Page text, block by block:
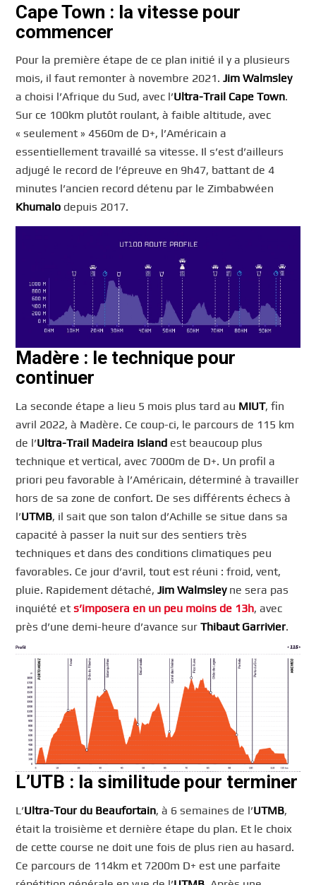
Cape Town : la vitesse pour
commencer
Pour la première étape de ce plan initié il y a plusieurs
mois, il faut remonter à novembre 2021.Jim Walmsley
a choisi l’Afrique du Sud, avec l’Ultra-Trail Cape Town.
Sur ce 100km plutôt roulant, à faible altitude, avec
« seulement » 4560m de D+, l’Américain a
essentiellement travaillé sa vitesse. Il s’est d’ailleurs
adjugé le record de l’épreuve en 9h47, battant de 4
minutes l’ancien record détenu par le Zimbabwéen
Khumalo depuis 2017.
Madère : le technique pour
continuer
La seconde étape a lieu 5 mois plus tard au MIUT, fin
avril 2022, à Madère. Ce coup-ci, le parcours de 115 km
de l’Ultra-Trail Madeira Island est beaucoup plus
technique et vertical, avec 7000m de D+. Un profil a
priori peu favorable à l’Américain, déterminé à travailler
hors de sa zone de confort. De ses différents échecs à
l’UTMB, il sait que son talon d’Achille se situe dans sa
capacité à passer la nuit sur des sentiers très
techniques et dans des conditions climatiques peu
favorables. Ce jour d’avril, tout est réuni : froid, vent,
pluie. Rapidement détaché,Jim Walmsleyne sera pas
inquiété ets’imposera en un peu moins de 13h, avec
près d’une demi-heure d’avance surThibaut Garrivier.
L’UTB : la similitude pour terminer
L’Ultra-Tour du Beaufortain, à 6 semaines de l’UTMB,
était la troisième et dernière étape du plan. Et le choix
de cette course ne doit une fois de plus rien au hasard.
Ce parcours de 114km et 7200m D+ est une parfaite